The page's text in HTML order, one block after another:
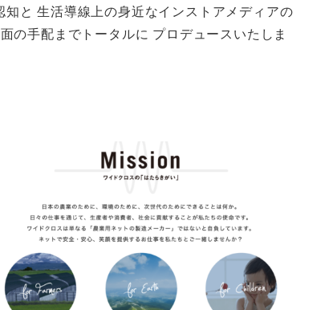
と 生活導線上の身近なインストアメディアの
の手配までトータルに プロデュースいたしま